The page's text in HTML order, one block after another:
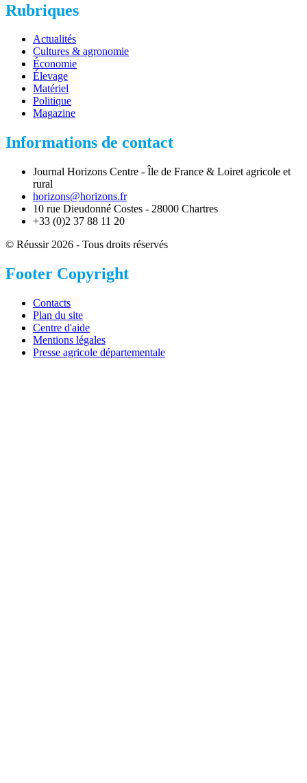
Rubriques
Actualités
Cultures & agronomie
Économie
Élevage
Matériel
Politique
Magazine
Informations de contact
Journal Horizons Centre - Île de France & Loiret agricole et
rural
horizons@horizons.fr
10 rue Dieudonné Costes - 28000 Chartres
+33 (0)2 37 88 11 20
© Réussir 2026 - Tous droits réservés
Footer Copyright
Contacts
Plan du site
Centre d'aide
Mentions légales
Presse agricole départementale